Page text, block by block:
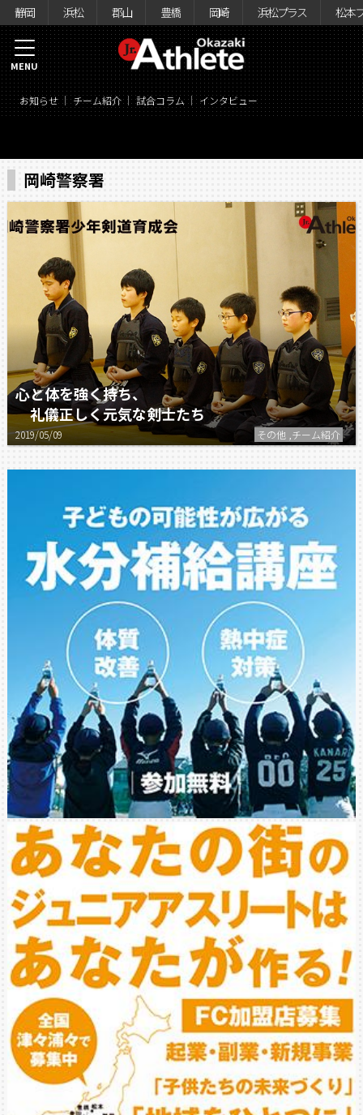
静岡 浜松 郡山 豊橋 岡崎 浜松プラス 松本
お知らせ チーム紹介 試合コラム インタビュー
MENU
岡崎警察署
心と体を強く持ち、
礼儀正しく元気な剣士たち
2019/05/09 その他 ,チーム紹介